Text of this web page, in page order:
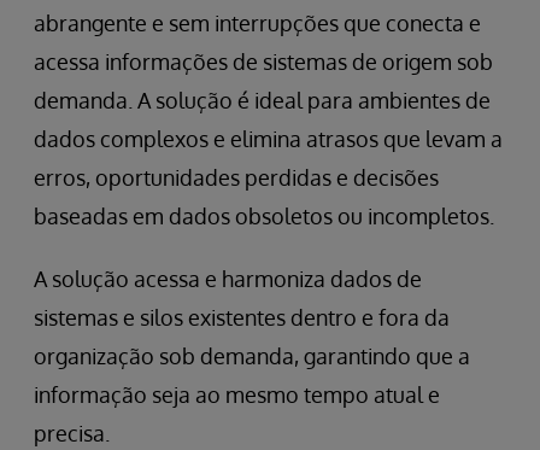
abrangente e sem interrupções que conecta e
acessa informações de sistemas de origem sob
demanda. A solução é ideal para ambientes de
dados complexos e elimina atrasos que levam a
erros, oportunidades perdidas e decisões
baseadas em dados obsoletos ou incompletos.
A solução acessa e harmoniza dados de
sistemas e silos existentes dentro e fora da
organização sob demanda, garantindo que a
informação seja ao mesmo tempo atual e
precisa.